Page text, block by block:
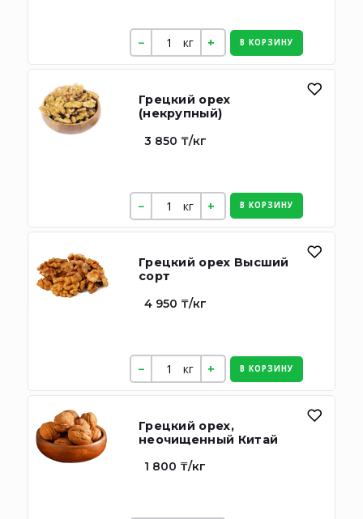
кг В КОРЗИНУ
Грецкий орех
(некрупный)
3 850 ₸/кг
кг В КОРЗИНУ
Грецкий орех Высший
сорт
4 950 ₸/кг
кг В КОРЗИНУ
Грецкий орех,
неочищенный Китай
1 800 ₸/кг